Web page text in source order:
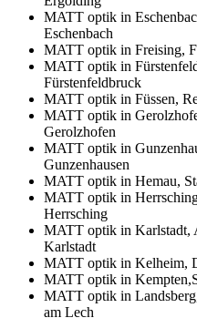
MATT optik in
Eschenbach
MATT optik in Freising,
MATT optik in
Fürstenfeldbruck
MATT optik in Füssen,
MATT optik in
Gerolzhofen
MATT optik in
Gunzenhausen
MATT optik in Hemau,
MATT optik in
Herrsching
MATT optik in Karlstadt,
Karlstadt
MATT optik in Kelheim,
MATT optik in
MATT optik in
am Lech